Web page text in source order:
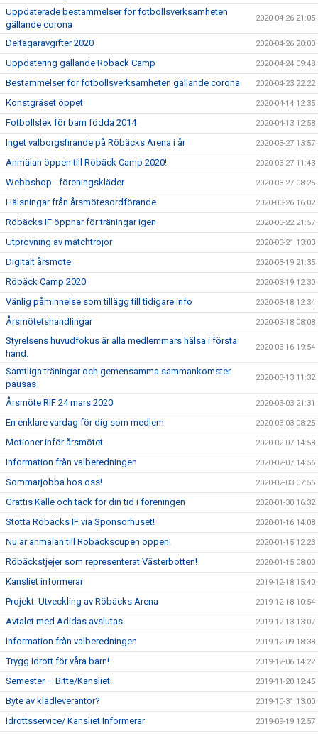
Uppdaterade bestämmelser för fotbollsverksamheten
gällande corona
2020-04-26 21:05
Deltagaravgifter 2020 2020-04-26 20:00
Uppdatering gällande Röbäck Camp 2020-04-24 09:48
Bestämmelser för fotbollsverksamheten gällande corona 2020-04-23 22:22
Konstgräset öppet 2020-04-14 12:35
Fotbollslek för barn födda 2014 2020-04-13 12:58
Inget valborgsfirande på Röbäcks Arena i år 2020-03-27 13:57
Anmälan öppen till Röbäck Camp 2020! 2020-03-27 11:43
Webbshop - föreningskläder 2020-03-27 08:25
Hälsningar från årsmötesordförande 2020-03-26 16:02
Röbäcks IF öppnar för träningar igen 2020-03-22 21:57
Utprovning av matchtröjor 2020-03-21 13:03
Digitalt årsmöte 2020-03-19 21:35
Röbäck Camp 2020 2020-03-19 12:30
Vänlig påminnelse som tillägg till tidigare info 2020-03-18 12:34
Årsmötetshandlingar 2020-03-18 08:08
Styrelsens huvudfokus är alla medlemmars hälsa i första
hand.
2020-03-16 19:54
Samtliga träningar och gemensamma sammankomster
pausas
2020-03-13 11:32
Årsmöte RIF 24 mars 2020 2020-03-03 21:31
En enklare vardag för dig som medlem 2020-03-03 08:25
Motioner inför årsmötet 2020-02-07 14:58
Information från valberedningen 2020-02-07 14:56
Sommarjobba hos oss! 2020-02-03 07:55
Grattis Kalle och tack för din tid i föreningen 2020-01-30 16:32
Stötta Röbäcks IF via Sponsorhuset! 2020-01-16 14:08
Nu är anmälan till Röbäckscupen öppen! 2020-01-15 12:23
Röbäckstjejer som representerat Västerbotten! 2020-01-15 08:00
Kansliet informerar 2019-12-18 15:40
Projekt: Utveckling av Röbäcks Arena 2019-12-18 10:54
Avtalet med Adidas avslutas 2019-12-13 13:07
Information från valberedningen 2019-12-09 18:38
Trygg Idrott för våra barn! 2019-12-06 14:22
Semester – Bitte/Kansliet 2019-11-20 12:45
Byte av klädleverantör? 2019-10-31 13:00
Idrottsservice/ Kansliet Informerar 2019-09-19 12:57